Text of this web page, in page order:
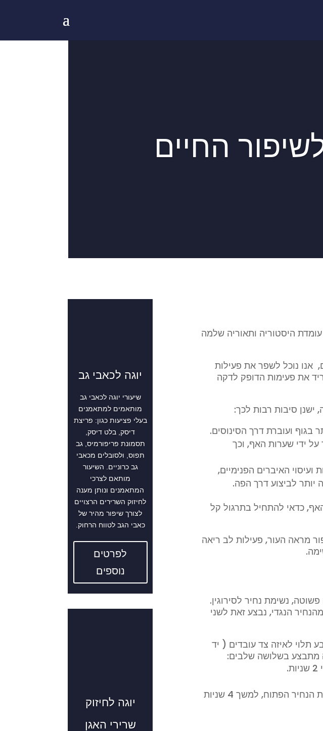
החיים
יוגה לכאבי גב
שיעורי יוגה לכאבי גב
מותאמים למתאמנים
בעלי פציעות כגון: פריצת
דיסק, בלט דיסק,
תסמונת פריפורמיס, גב
תפוס, ולסובלים מכאבי
גב כרוניים. השיעור
מותאם לצרכי
המתאמנים ונותן מענה
לחיזוק השרירים הרצויים
לצורך שיפור מהיר של
כאבי הגב לטווח הרחוק.
לפרטים
נוספים
יוגה לחיזוק
שרירי האגן
היסטוריה ותאוריה שלמה
אנו נוכל לשפר את פעילות
את פעימות הדופק לדקה
סיבות רבות לכך:
בגוף ועוברת דרך הסינוסים.
ידי שערות האף, וכך
האיברים הפנימיים,
לביצוע דרך הפה.
כדאי להתחיל בתרגול קל
מראה העור, פעילות לב ריאה
נשימת נחיר לסירוגין.
הנגדי, נבצע זאת לשני
תלוי לאיזה צד עובדים ( יד
מתבצע בשלושה שלבים:
הוצאת אוויר מהנחיר שהיה חסום וחסימת הנחיר הפתוח, למשך 4 שניות